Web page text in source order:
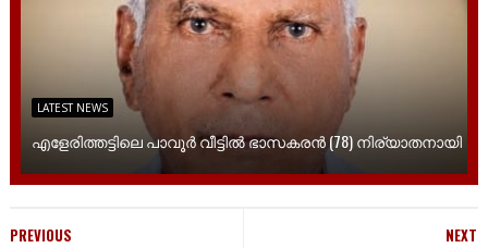
LATEST NEWS
എളേരിത്തട്ടിലെ പാവൂർ വീട്ടിൽ ഭാസകരൻ (78) നിര്യാതനായി
NEXT
PREVIOUS